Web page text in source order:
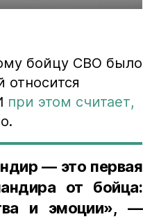
бойцу СВО было
относится
при этом считает,
— это первая
от бойца:
и эмоции», —